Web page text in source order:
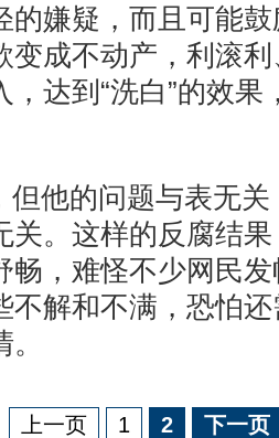
的嫌疑，而且可能
变成不动产，利滚
达到“洗白”的效果
但他的问题与表无关
关。这样的反腐结
畅，难怪不少网民
不解和不满，恐怕
上一页 1 2 下一页